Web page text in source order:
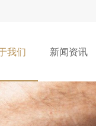
我们 新闻资讯